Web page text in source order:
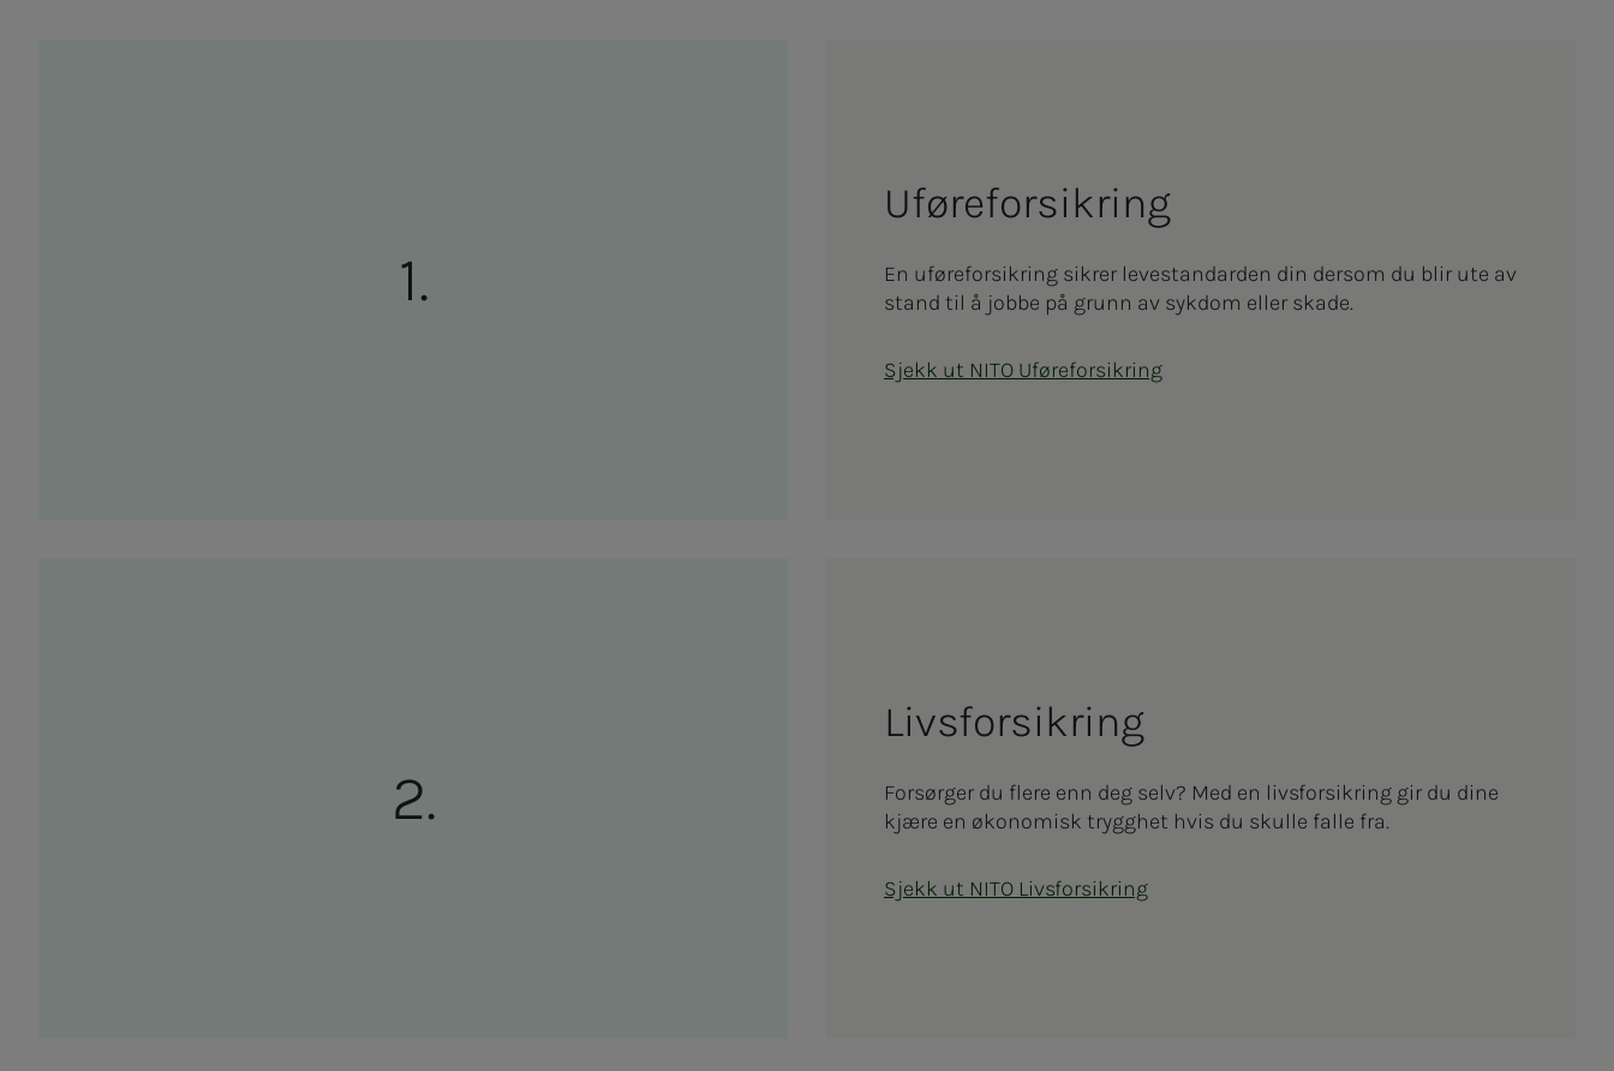
Uføre­­­­­for­­sik­ring
En uføreforsikring sikrer levestandarden din dersom du blir ute av
stand til å jobbe på grunn av sykdom eller skade.
Sjekk ut NITO Uføreforsikring
Livs­­­­­­for­­sik­ring
Forsørger du flere enn deg selv? Med en livsforsikring gir du dine
kjære en økonomisk trygghet hvis du skulle falle fra.
Sjekk ut NITO Livsforsikring